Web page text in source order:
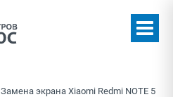
Замена экрана Xiaomi Redmi NOTE 5